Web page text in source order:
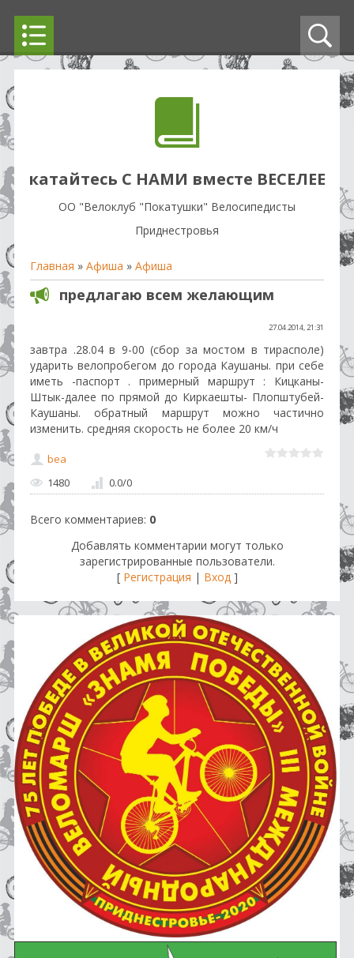
катайтесь С НАМИ вместе ВЕСЕЛЕЕ
OO "Велоклуб "Покатушки" Велосипедисты
Приднестровья
Главная » Афиша » Афиша
предлагаю всем желающим
27.04.2014, 21:31
завтра .28.04 в 9-00 (сбор за мостом в тирасполе)
ударить велопробегом до города Каушаны. при себе
иметь -паспорт . примерный маршрут : Кицканы-
Штык-далее по прямой до Киркаешты- Плопштубей-
Каушаны. обратный маршрут можно частично
изменить. средняя скорость не более 20 км/ч
bea
1480
0.0/0
Всего комментариев: 0
Добавлять комментарии могут только
зарегистрированные пользователи.
[ Регистрация | Вход]